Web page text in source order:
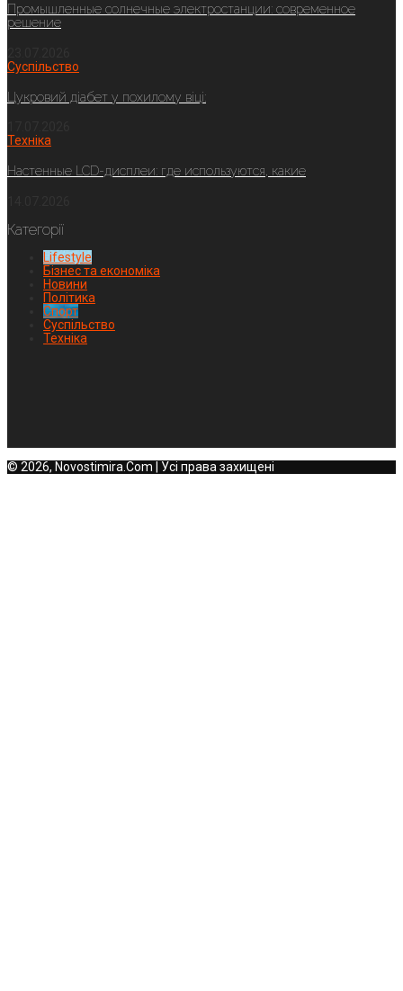
Промышленные солнечные электростанции: современное
решение
Суспільство
Цукровий діабет у похилому віці:
Техніка
Настенные LCD-дисплеи: где используются, какие
Категорії
Lifestyle
Бізнес та економіка
Новини
Політика
Спорт
Суспільство
Техніка
© 2026, Novostimira.Com | Усі права захищені